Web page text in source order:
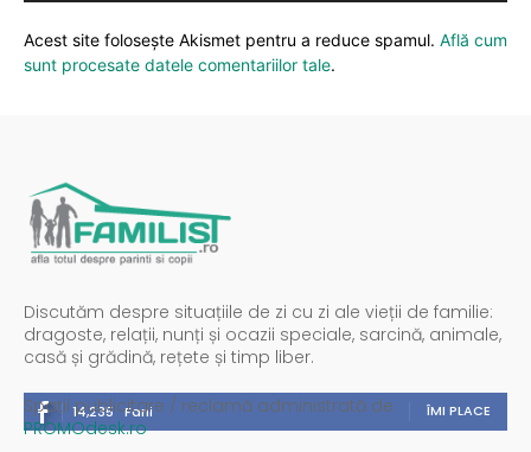
Acest site folosește Akismet pentru a reduce spamul. Află cum
sunt procesate datele comentariilor tale.
Discutăm despre situațiile de zi cu zi ale vieții de familie:
dragoste, relații, nunți și ocazii speciale, sarcină, animale,
casă și grădină, rețete și timp liber.
14,235 Fani ÎMI PLACE
Spații publicitare / reclamă administrată de
PROMOdesk.ro